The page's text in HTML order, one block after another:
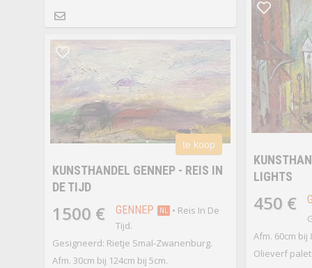
LIGHTS
450 €
Afm. 60cm bij
Olieverf
te koop
KUNSTHANDEL GENNEP - REIS IN
DE TIJD
1500 € GENNEP NL • Reis In De
Tijd.
Gesigneerd: Rietje Smal-Zwanenburg.
Afm. 30cm bij 124cm bij 5cm.